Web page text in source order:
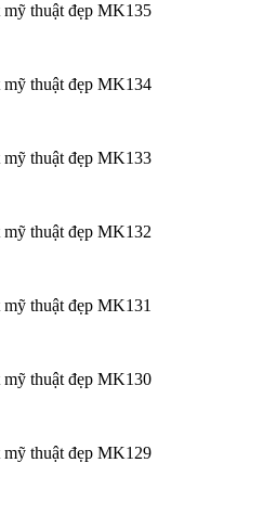
thuật đẹp MK135
thuật đẹp MK134
thuật đẹp MK133
thuật đẹp MK132
thuật đẹp MK131
thuật đẹp MK130
thuật đẹp MK129